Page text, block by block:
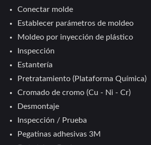
Conectar molde
Establecer parámetros de moldeo
Moldeo por inyección de plástico
Inspección
Estantería
Pretratamiento (Plataforma Química)
Cromado de cromo (Cu - Ni - Cr)
Desmontaje
Inspección / Prueba
Pegatinas adhesivas 3M